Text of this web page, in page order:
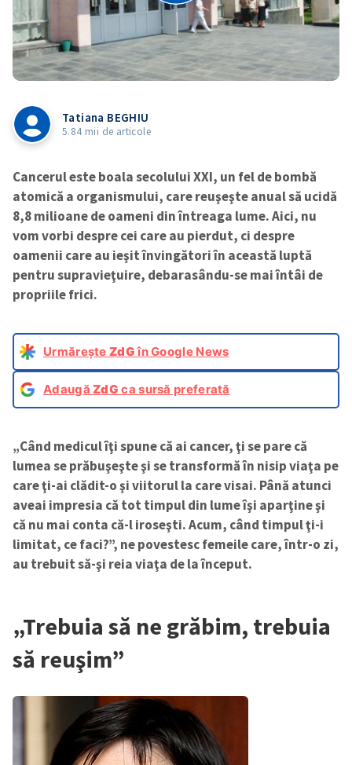
Tatiana BEGHIU
5.84 mii de articole
Cancerul este boala secolului XXI, un fel de bombă
atomică a organismului, care reuşeşte anual să ucidă
8,8 milioane de oameni din întreaga lume. Aici, nu
vom vorbi despre cei care au pierdut, ci despre
oamenii care au ieşit învingători în această luptă
pentru supravieţuire, debarasându-se mai întâi de
propriile frici.
Urmărește ZdGîn Google News
AdaugăZdG ca sursă preferată
„Când medicul îţi spune că ai cancer, ţi se pare că
lumea se prăbuşeşte şi se transformă în nisip viaţa pe
care ţi-ai clădit-o şi viitorul la care visai. Până atunci
aveai impresia că tot timpul din lume îşi aparţine şi
că nu mai conta că-l iroseşti. Acum, când timpul ţi-i
limitat, ce faci?”, ne povestesc femeile care, într-o zi,
au trebuit să-şi reia viaţa de la început.
„Trebuia să ne grăbim, trebuia
să reuşim”